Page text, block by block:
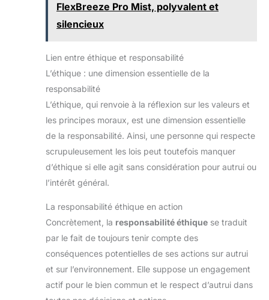
FlexBreeze Pro Mist, polyvalent et
silencieux
Lien entre éthique et responsabilité
L’éthique : une dimension essentielle de la
responsabilité
L’éthique, qui renvoie à la réflexion sur les valeurs et
les principes moraux, est une dimension essentielle
de la responsabilité. Ainsi, une personne qui respecte
scrupuleusement les lois peut toutefois manquer
d’éthique si elle agit sans considération pour autrui ou
l’intérêt général.
La responsabilité éthique en action
Concrètement, la responsabilité éthique se traduit
par le fait de toujours tenir compte des
conséquences potentielles de ses actions sur autrui
et sur l’environnement. Elle suppose un engagement
actif pour le bien commun et le respect d’autrui dans